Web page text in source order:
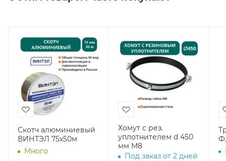
Скотч алюминиевый
ВИНТЭЛ 75х50м
Много
Хомут с рез.
уплотнителем d 450
мм М8
Под заказ от 2 дней